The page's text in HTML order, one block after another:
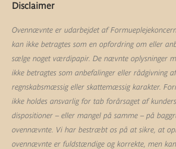
Disclaimer
Ovennævnte er udarbejdet af
kan ikke betragtes som en opfordring om eller
sælge noget værdipapir. De nævnte oplysninger
ikke betragtes som anbefalinger eller rådgivning
regnskabsmæssig eller skattemæssig karakter.
ikke holdes ansvarlig for tab forårsaget af
dispositioner – eller mangel på samme – på
ovennævnte. Vi har bestræbt os på at sikre, at
ovennævnte er fuldstændige og korrekte, men